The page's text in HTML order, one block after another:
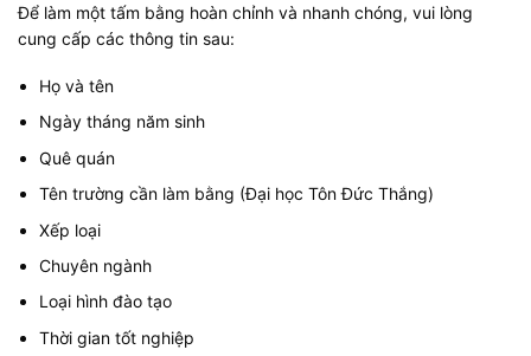
Để làm một tấm bằng hoàn chỉnh và nhanh chóng, vui lòng
cung cấp các thông tin sau:
Họ và tên
Ngày tháng năm sinh
Quê quán
Tên trường cần làm bằng (Đại học Tôn Đức Thắng)
Xếp loại
Chuyên ngành
Loại hình đào tạo
Thời gian tốt nghiệp